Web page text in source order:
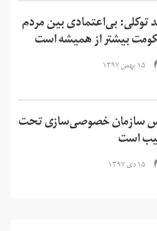
توکلی: بی‌اعتمادی بین مردم
بیشتر از همیشه است
۱۵ بهمن ۱۳۹۷
سازمان خصوصی‌سازی تحت
است
۱۵ دی ۱۳۹۷